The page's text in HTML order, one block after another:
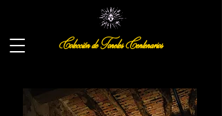
Colección de Toneles Centenarios